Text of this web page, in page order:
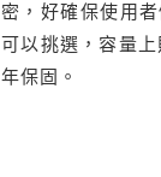
密，好確保使用
可以挑選，容量
年保固。